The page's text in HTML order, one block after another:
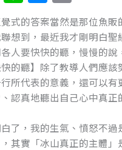
n
e
e
ss
e
n
g
er
m
ai
l
式的答案當然是那位魚販
想到，最近我才剛明白聖
人要快快的聽，慢慢的說
的聽】除了教導人們應該
所代表的意義，還可以有
認真地聽出自己心中真正
了，我的生氣、憤怒不過
，其實「冰山真正的主體